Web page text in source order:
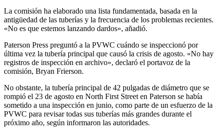
La comisión ha elaborado una lista fundamentada, basada en la
antigüedad de las tuberías y la frecuencia de los problemas recientes.
«No es que estemos lanzando dardos», añadió.
Paterson Press preguntó a la PVWC cuándo se inspeccionó por
última vez la tubería principal que causó la crisis de agosto. «No hay
registros de inspección en archivo», declaró el portavoz de la
comisión, Bryan Frierson.
No obstante, la tubería principal de 42 pulgadas de diámetro que se
rompió el 23 de agosto en North First Street en Paterson se había
sometido a una inspección en junio, como parte de un esfuerzo de la
PVWC para revisar todas sus tuberías más grandes durante el
próximo año, según informaron las autoridades.